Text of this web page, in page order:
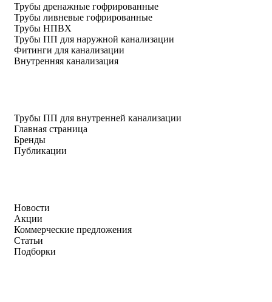
Трубы дренажные гофрированные
Трубы ливневые гофрированные
Трубы НПВХ
Трубы ПП для наружной канализации
Фитинги для канализации
Внутренняя канализация
Трубы ПП для внутренней канализации
Главная страница
Бренды
Публикации
Новости
Акции
Коммерческие предложения
Статьи
Подборки